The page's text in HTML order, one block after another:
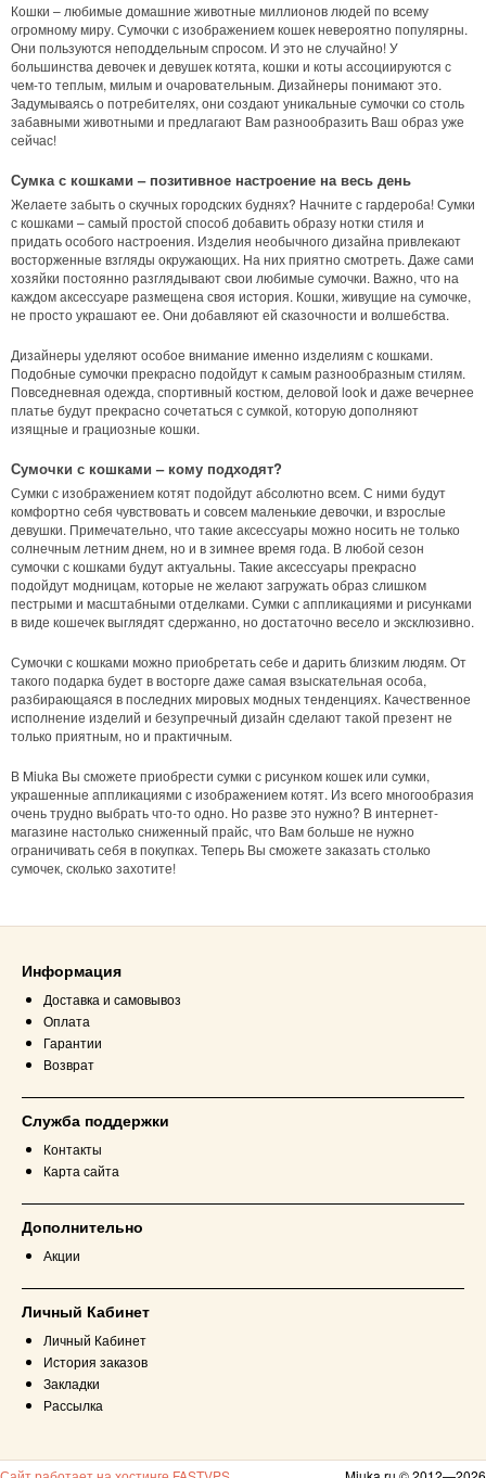
Кошки – любимые домашние животные миллионов людей по всему
огромному миру. Сумочки с изображением кошек невероятно популярны.
Они пользуются неподдельным спросом. И это не случайно! У
большинства девочек и девушек котята, кошки и коты ассоциируются с
чем-то теплым, милым и очаровательным. Дизайнеры понимают это.
Задумываясь о потребителях, они создают уникальные сумочки со столь
забавными животными и предлагают Вам разнообразить Ваш образ уже
сейчас!
Сумка с кошками – позитивное настроение на весь день
Желаете забыть о скучных городских буднях? Начните с гардероба! Сумки
с кошками – самый простой способ добавить образу нотки стиля и
придать особого настроения. Изделия необычного дизайна привлекают
восторженные взгляды окружающих. На них приятно смотреть. Даже сами
хозяйки постоянно разглядывают свои любимые сумочки. Важно, что на
каждом аксессуаре размещена своя история. Кошки, живущие на сумочке,
не просто украшают ее. Они добавляют ей сказочности и волшебства.
Дизайнеры уделяют особое внимание именно изделиям с кошками.
Подобные сумочки прекрасно подойдут к самым разнообразным стилям.
Повседневная одежда, спортивный костюм, деловой look и даже вечернее
платье будут прекрасно сочетаться с сумкой, которую дополняют
изящные и грациозные кошки.
Сумочки с кошками – кому подходят?
Сумки с изображением котят подойдут абсолютно всем. С ними будут
комфортно себя чувствовать и совсем маленькие девочки, и взрослые
девушки. Примечательно, что такие аксессуары можно носить не только
солнечным летним днем, но и в зимнее время года. В любой сезон
сумочки с кошками будут актуальны. Такие аксессуары прекрасно
подойдут модницам, которые не желают загружать образ слишком
пестрыми и масштабными отделками. Сумки с аппликациями и рисунками
в виде кошечек выглядят сдержанно, но достаточно весело и эксклюзивно.
Сумочки с кошками можно приобретать себе и дарить близким людям. От
такого подарка будет в восторге даже самая взыскательная особа,
разбирающаяся в последних мировых модных тенденциях. Качественное
исполнение изделий и безупречный дизайн сделают такой презент не
только приятным, но и практичным.
В Miuka Вы сможете приобрести сумки с рисунком кошек или сумки,
украшенные аппликациями с изображением котят. Из всего многообразия
очень трудно выбрать что-то одно. Но разве это нужно? В интернет-
магазине настолько сниженный прайс, что Вам больше не нужно
ограничивать себя в покупках. Теперь Вы сможете заказать столько
сумочек, сколько захотите!
Информация
Доставка и самовывоз
Оплата
Гарантии
Возврат
Служба поддержки
Контакты
Карта сайта
Дополнительно
Акции
Личный Кабинет
Личный Кабинет
История заказов
Закладки
Рассылка